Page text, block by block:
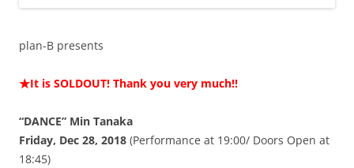
plan-B presents
★It is SOLDOUT! Thank you very much!!
“DANCE” Min Tanaka
Friday, Dec 28, 2018 (Performance at 19:00/ Doors Open at
18:45)